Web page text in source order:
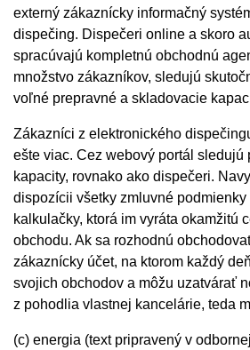
externý zákaznícky informačný
dispečing. Dispečeri online a skoro
spracúvajú kompletnú obchodnú
množstvo zákazníkov, sledujú
voľné prepravné a skladovacie
Zákazníci z elektronického
ešte viac. Cez webový portál sledujú
kapacity, rovnako ako dispečeri.
dispozícii všetky zmluvné podmienky
kalkulačky, ktorá im vyráta okamžitú
obchodu. Ak sa rozhodnú
zákaznícky účet, na ktorom každý
svojich obchodov a môžu uzatvárať
z pohodlia vlastnej kancelárie, teda
(c) energia (text pripravený v